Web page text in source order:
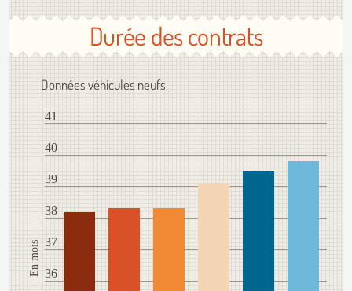
Durée des contrats
Données véhicules neufs
41
40
39
38
37
36
En mois